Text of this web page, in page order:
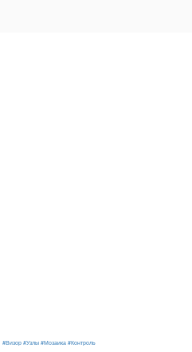
#Визор #Узлы #Мозаика #Контроль